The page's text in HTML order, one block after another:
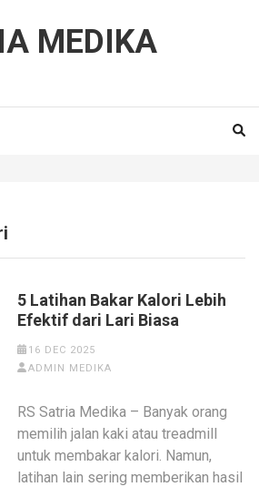
MEDIKA
5 Latihan Bakar Kalori Lebih
Efektif dari Lari Biasa
16 DEC 2025
ADMIN MEDIKA
RS Satria Medika – Banyak orang
memilih jalan kaki atau treadmill
untuk membakar kalori. Namun,
latihan lain sering memberikan hasil